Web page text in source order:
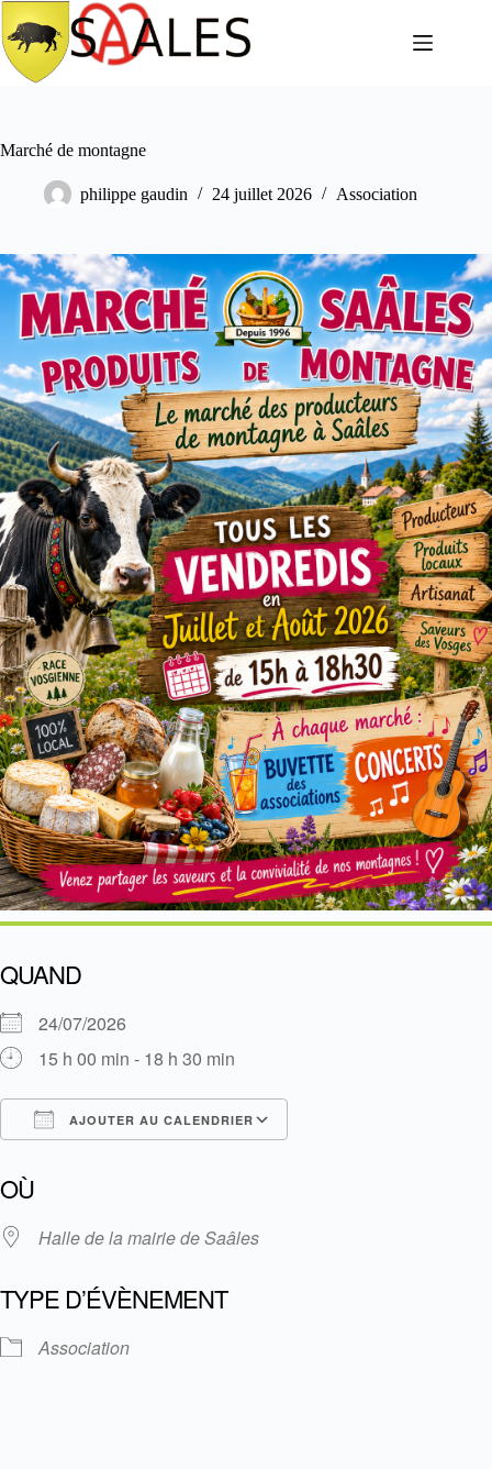
Marché de montagne
philippe gaudin 24 juillet 2026 Association
QUAND
24/07/2026
15 h 00 min - 18 h 30 min
AJOUTER AU CALENDRIER
OÙ
Halle de la mairie de Saâles
TYPE D’ÉVÈNEMENT
Association